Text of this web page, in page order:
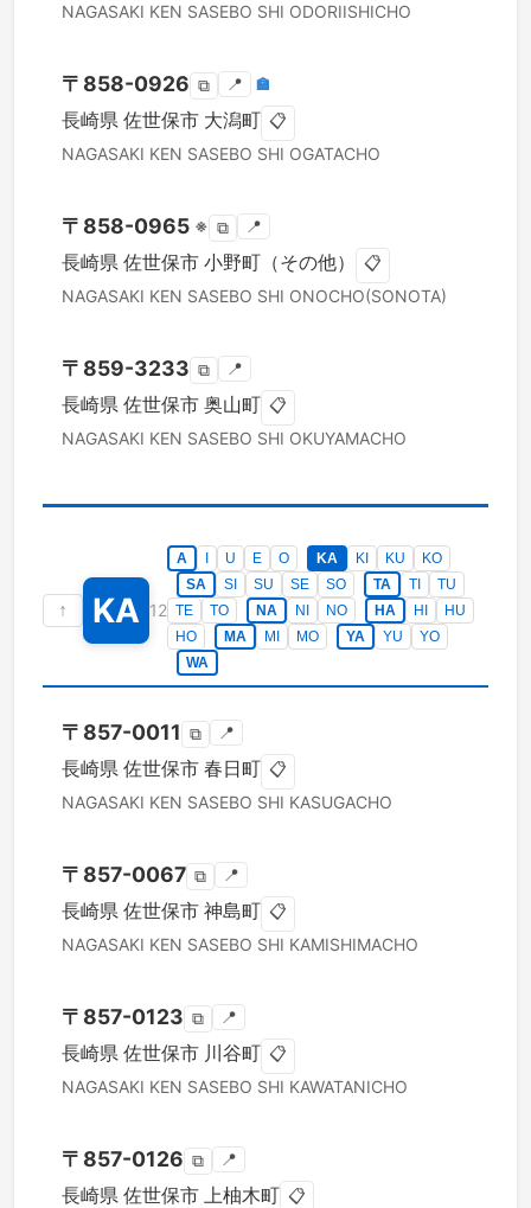
NAGASAKI KEN SASEBO SHI ODORIISHICHO
〒 858-0926 ⧉ 📍 🏣
長崎県 佐世保市 大潟町 📋
NAGASAKI KEN SASEBO SHI OGATACHO
〒 858-0965 ※ ⧉ 📍
長崎県 佐世保市 小野町（その他） 📋
NAGASAKI KEN SASEBO SHI ONOCHO(SONOTA)
〒 859-3233 ⧉ 📍
長崎県 佐世保市 奥山町 📋
NAGASAKI KEN SASEBO SHI OKUYAMACHO
↑ KA 12
A U E O KA KI KU
KO
SA
SI SU SE SO TA TI
TU
TE
TO NA NI NO HA HI
HU
HO
MA MI MO YA YU
YO
WA
〒 857-0011 ⧉ 📍
長崎県 佐世保市 春日町 📋
NAGASAKI KEN SASEBO SHI KASUGACHO
〒 857-0067 ⧉ 📍
長崎県 佐世保市 神島町 📋
NAGASAKI KEN SASEBO SHI KAMISHIMACHO
〒 857-0123 ⧉ 📍
長崎県 佐世保市 川谷町 📋
NAGASAKI KEN SASEBO SHI KAWATANICHO
〒 857-0126 ⧉ 📍
長崎県 佐世保市 上柚木町 📋